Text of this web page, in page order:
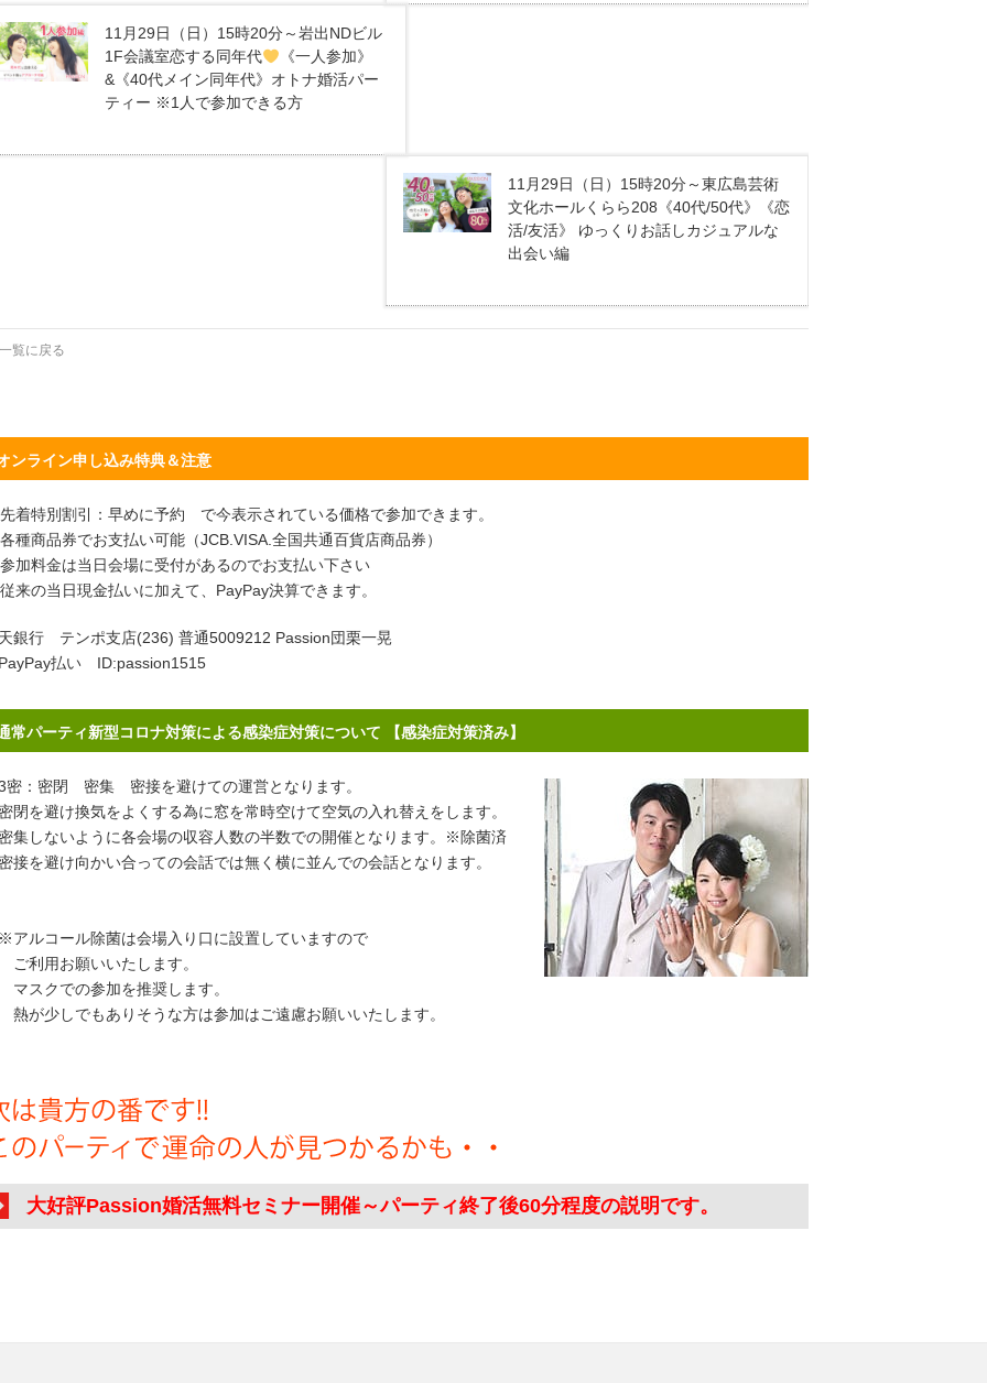
11月29日（日）15時20分～岩出NDビル
1F会議室恋する同年代
《一人参加》
&《40代メイン同年代》オトナ婚活パー
ティー ※1人で参加できる方
11月29日（日）15時20分～東広島芸術
文化ホールくらら208《40代/50代》《恋
活/友活》 ゆっくりお話しカジュアルな
出会い編
覧に戻る
ンライン申し込み特典＆注意
着特別割引：早めに予約 で今表示されている価格で参加できます。
種商品券でお支払い可能（JCB.VISA.全国共通百貨店商品券）
加料金は当日会場に受付があるのでお支払い下さい
来の当日現金払いに加えて、PayPay決算できます。
銀行 テンポ支店(236) 普通5009212 Passion団栗一晃
払い ID:passion1515
常パーティ新型コロナ対策による感染症対策について 【感染症対策済み】
：密閉 密集 密接を避けての運営となります。
を避け換気をよくする為に窓を常時空けて空気の入れ替えをします。
しないように各会場の収容人数の半数での開催となります。※除菌済
を避け向かい合っての会話では無く横に並んでの会話となります。
ルコール除菌は会場入り口に設置していますので
用お願いいたします。
クでの参加を推奨します。
少しでもありそうな方は参加はご遠慮お願いいたします。
大好評Passion婚活無料セミナー開催～パーティ終了後60分程度の説明です。